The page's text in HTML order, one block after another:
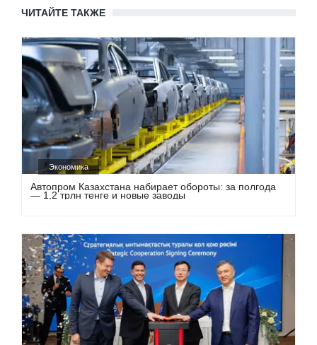
ЧИТАЙТЕ ТАКЖЕ
Экономика
Автопром Казахстана набирает обороты: за полгода
— 1,2 трлн тенге и новые заводы